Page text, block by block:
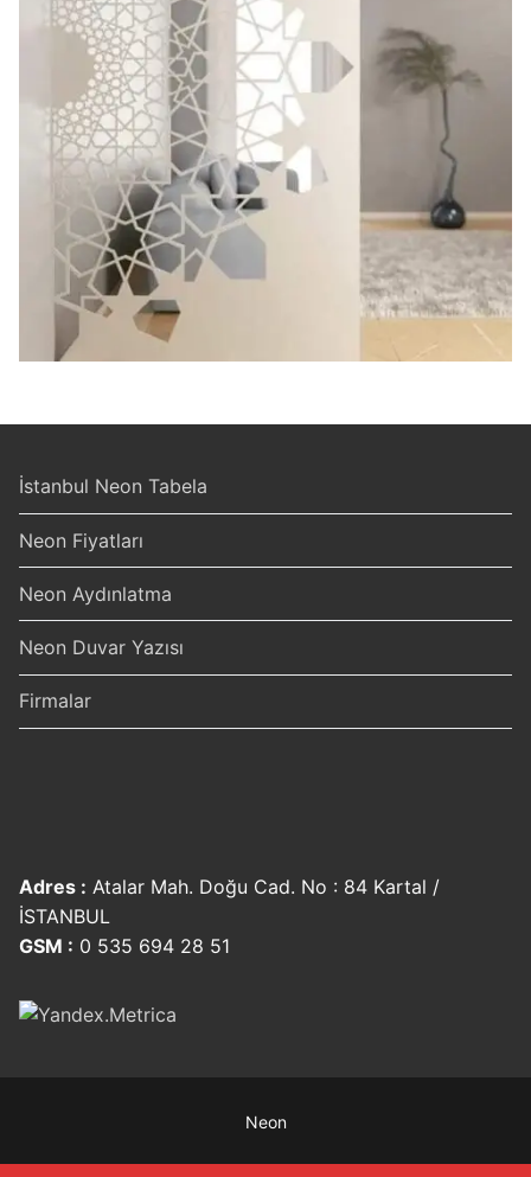
ahsap_paravan (9)
ahsap_paravan (10)
İstanbul Neon Tabela
Neon Fiyatları
Neon Aydınlatma
Neon Duvar Yazısı
Firmalar
Adres : Atalar Mah. Doğu Cad. No : 84 Kartal /
İSTANBUL
GSM : 0 535 694 28 51
Neon